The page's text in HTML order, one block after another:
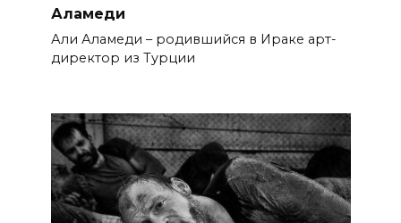
Аламеди
Али Аламеди – родившийся в Ираке арт-
директор из Турции